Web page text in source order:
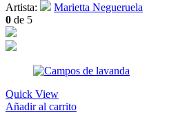
Artista:
Marietta Negueruela
0 de 5
Quick View
Añadir al carrito